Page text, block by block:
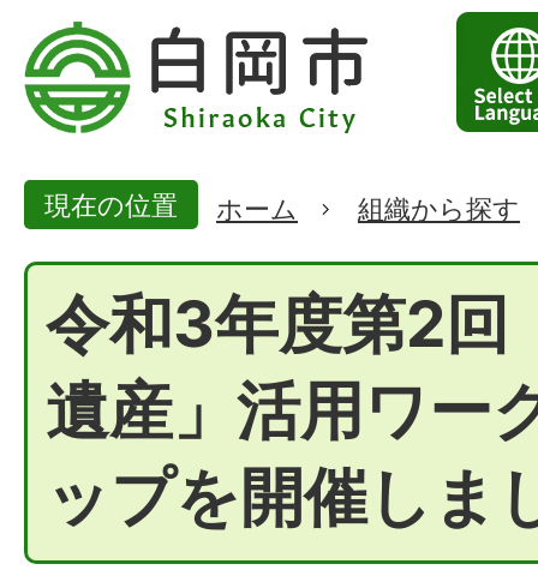
現在の位置 ホーム 組織から探す
令和3年度第2回
遺産」活用ワー
ップを開催しま